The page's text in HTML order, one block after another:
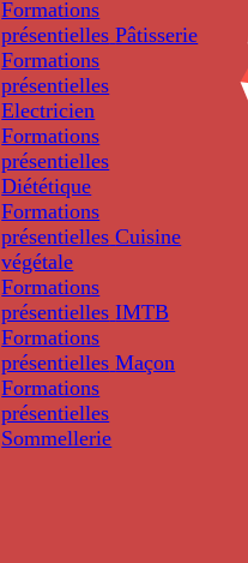
Formations
présentielles Pâtisserie
Formations
présentielles
Electricien
Formations
présentielles
Diététique
Formations
présentielles Cuisine
végétale
Formations
présentielles IMTB
Formations
présentielles Maçon
Formations
présentielles
Sommellerie